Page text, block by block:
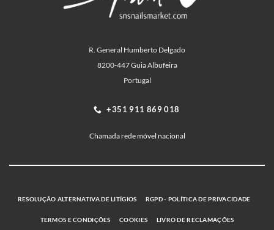
R. General Humberto Delgado
8200-447 Guia Albufeira
Portugal
+351 911 869 018
Chamada rede móvel nacional
RESOLUÇÃO ALTERNATIVA DE LITÍGIOS RGPD - POLÍTICA DE PRIVACIDADE
TERMOS E CONDIÇÕES COOKIES LIVRO DE RECLAMAÇÕES